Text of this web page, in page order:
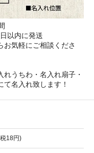
以内に発送
お気軽にご相談くださ
うちわ・名入れ扇子・
名入れ致します！
18円)